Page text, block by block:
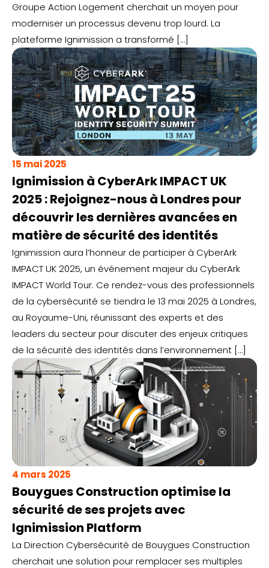
Groupe Action Logement cherchait un moyen pour
moderniser un processus devenu trop lourd. La
plateforme Ignimission a transformé […]
15 mai 2025
Ignimission à CyberArk IMPACT UK
2025 : Rejoignez-nous à Londres pour
découvrir les dernières avancées en
matière de sécurité des identités
Ignimission aura l’honneur de participer à CyberArk
IMPACT UK 2025, un événement majeur du CyberArk
IMPACT World Tour. Ce rendez-vous des professionnels
de la cybersécurité se tiendra le 13 mai 2025 à Londres,
au Royaume-Uni, réunissant des experts et des
leaders du secteur pour discuter des enjeux critiques
de la sécurité des identités dans l’environnement […]
4 mars 2025
Bouygues Construction optimise la
sécurité de ses projets avec
Ignimission Platform
La Direction Cybersécurité de Bouygues Construction
cherchait une solution pour remplacer ses multiples